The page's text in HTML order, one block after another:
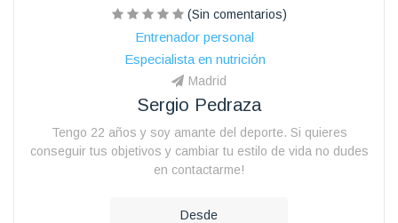
(Sin comentarios)
Entrenador personal
Especialista en nutrición
Madrid
Sergio Pedraza
Tengo 22 años y soy amante del deporte. Si quieres
conseguir tus objetivos y cambiar tu estilo de vida no dudes
en contactarme!
Desde